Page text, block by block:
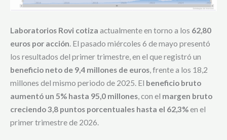
Laboratorios Rovi cotiza actualmente en torno a los 62,80
euros por acción. El pasado miércoles 6 de mayo presentó
los resultados del primer trimestre, en el que registró un
beneficio neto de 9,4 millones de euros, frente a los 18,2
millones del mismo periodo de 2025. El beneficio bruto
aumentó un 5% hasta 95,0 millones, con el margen bruto
creciendo 3,8 puntos porcentuales hasta el 62,3%en el
primer trimestre de 2026.